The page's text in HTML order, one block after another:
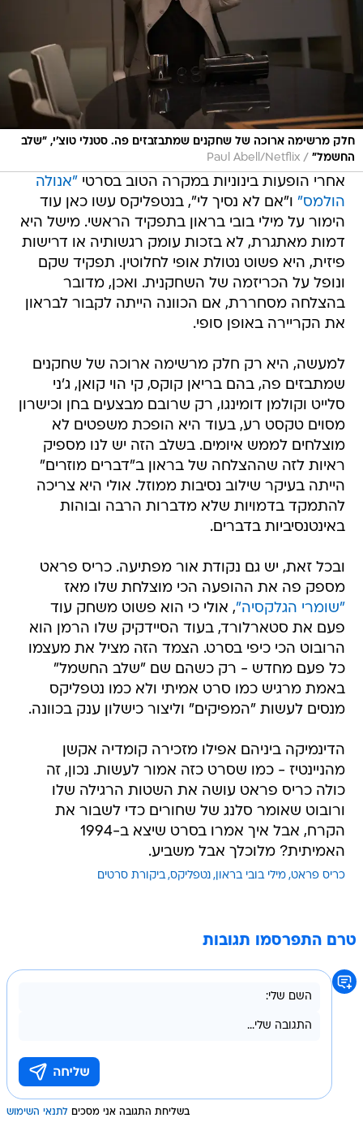
חלק מרשימה ארוכה של שחקנים שמתבזבזים פה. סטנלי טוצ'י, "שלב
החשמל" /
Paul Abell/Netflix
אחרי הופעות בינוניות במקרה הטוב בסרטי "אנולה
הולמס" ו"אם לא נסיך לי", בנטפליקס עשו כאן עוד
הימור על מילי בובי בראון בתפקיד הראשי. מישל היא
דמות מאתגרת, לא בזכות עומק רגשותיה או דרישות
פיזית, היא פשוט נטולת אופי לחלוטין. תפקיד שקם
ונופל על הכריזמה של השחקנית. ואכן, מדובר
בהצלחה מסחררת, אם הכוונה הייתה לקבור לבראון
את הקריירה באופן סופי.
למעשה, היא רק חלק מרשימה ארוכה של שחקנים
שמתבזים פה, בהם בריאן קוקס, קי הוי קואן, ג'ני
סלייט וקולמן דומינגו, רק שרובם מבצעים בחן וכישרון
מסוים טקסט רע, בעוד היא הופכת משפטים לא
מוצלחים לממש איומים. בשלב הזה יש לנו מספיק
ראיות לזה שההצלחה של בראון ב"דברים מוזרים"
הייתה בעיקר שילוב נסיבות ממוזל. אולי היא צריכה
להתמקד בדמויות שלא מדברות הרבה ובוהות
באינטנסיביות בדברים.
ובכל זאת, יש גם נקודת אור מפתיעה. כריס פראט
מספק פה את ההופעה הכי מוצלחת שלו מאז
"שומרי הגלקסיה", אולי כי הוא פשוט משחק עוד
פעם את סטארלורד, בעוד הסיידקיק שלו הרמן הוא
הרובוט הכי כיפי בסרט. הצמד הזה מציל את מעצמו
כל פעם מחדש - רק כשהם שם "שלב החשמל"
באמת מרגיש כמו סרט אמיתי ולא כמו נטפליקס
מנסים לעשות "המפיקים" וליצור כישלון ענק בכוונה.
הדינמיקה ביניהם אפילו מזכירה קומדיה אקשן
מהניינטיז - כמו שסרט כזה אמור לעשות. נכון, זה
כולה כריס פראט עושה את השטות הרגילה שלו
ורובוט שאומר סלנג של שחורים כדי לשבור את
הקרח, אבל איך אמרו בסרט שיצא ב-1994
האמיתית? מלוכלך אבל משביע.
כריס פראט מילי בובי בראון נטפליקס ביקורת סרטים
טרם התפרסמו תגובות
בשליחת התגובה אני מסכים לתנאי השימוש